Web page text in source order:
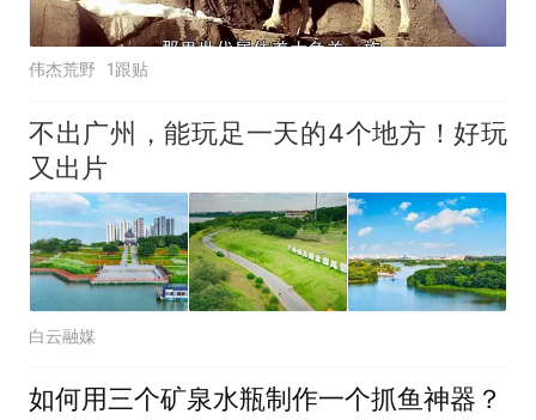
伟杰荒野 1跟贴
不出广州，能玩足一天的4个地方！好玩
又出片
白云融媒
如何用三个矿泉水瓶制作一个抓鱼神器？